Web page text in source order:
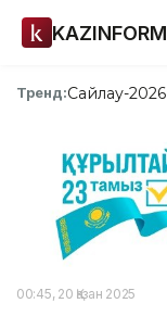
KAZINFORM
Тренд:Сайлау-2026
00:45, 20 Қазан 2025